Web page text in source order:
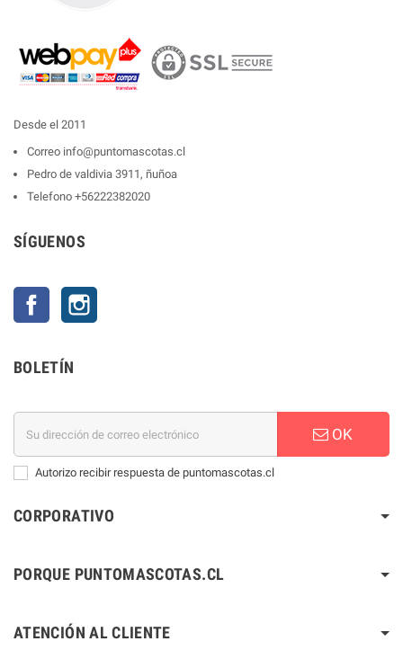
Desde el 2011
Correo info@puntomascotas.cl
Pedro de valdivia 3911, ñuñoa
Telefono +56222382020
SÍGUENOS
Facebook
BOLETÍN
OK
Autorizo recibir respuesta de puntomascotas.cl
CORPORATIVO
PORQUE PUNTOMASCOTAS.CL
ATENCIÓN AL CLIENTE